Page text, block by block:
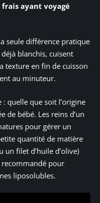
ayant voyagé
seule différence pratique
blanchis, cuisent
texture en fin de cuisson
au minuteur.
quelle que soit l’origine
de bébé. Les reins d’un
pour gérer un
quantité de matière
un filet d’huile d’olive)
recommandé pour
liposolubles.